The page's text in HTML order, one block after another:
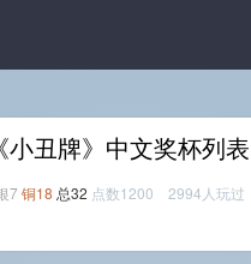
《小丑牌》中文奖杯列表
7 铜18 总32 点数1200 2994人玩过